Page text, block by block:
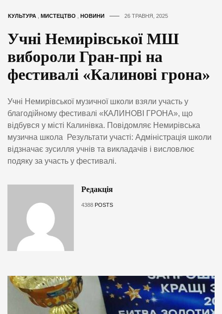
КУЛЬТУРА МИСТЕЦТВО НОВИНИ 26 ТРАВНЯ, 2025
Учні Немирівської МШ
вибороли Гран-прі на
фестивалі «Калинові грона»
Учні Немирівської музичної школи взяли участь у
благодійному фестивалі «КАЛИНОВІ ГРОНА», що
відбувся у місті Калинівка. Повідомляє Немирівська
музична школа Результати участі: Адміністрація школи
відзначає зусилля учнів та викладачів і висловлює
подяку за участь у фестивалі.
Редакція
4388 POSTS